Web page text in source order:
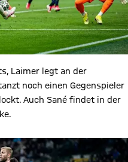
Laimer legt an der
noch einen Gegenspieler
Auch Sané findet in der